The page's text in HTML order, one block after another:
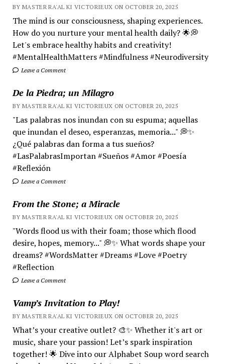
BY MASTER RA'AL KI VICTORIEUX ON OCTOBER 20, 2025
The mind is our consciousness, shaping experiences.
How do you nurture your mental health daily? 🌟💭
Let's embrace healthy habits and creativity!
#MentalHealthMatters #Mindfulness #Neurodiversity
Leave a Comment
De la Piedra; un Milagro
BY MASTER RA'AL KI VICTORIEUX ON OCTOBER 20, 2025
"Las palabras nos inundan con su espuma; aquellas
que inundan el deseo, esperanzas, memoria..." 💭✨
¿Qué palabras dan forma a tus sueños?
#LasPalabrasImportan #Sueños #Amor #Poesía
#Reflexión
Leave a Comment
From the Stone; a Miracle
BY MASTER RA'AL KI VICTORIEUX ON OCTOBER 20, 2025
"Words flood us with their foam; those which flood
desire, hopes, memory..." 💭✨ What words shape your
dreams? #WordsMatter #Dreams #Love #Poetry
#Reflection
Leave a Comment
Vamp’s Invitation to Play!
BY MASTER RA'AL KI VICTORIEUX ON OCTOBER 20, 2025
What’s your creative outlet? 🎨✨ Whether it's art or
music, share your passion! Let’s spark inspiration
together! 🌟 Dive into our Alphabet Soup word search